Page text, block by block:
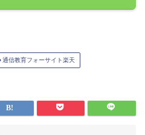
通信教育フォーサイト楽天